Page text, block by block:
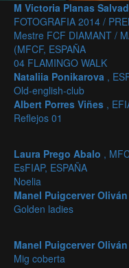
M Victoria Planas
FOTOGRAFIA 2014 /
Mestre FCF DIAMANT /
(MFCF, ESPAÑA
04 FLAMINGO WALK
Nataliia Ponikarova ,
Old-english-club
Albert Porres Viñes ,
Reflejos 01
Laura Prego Abalo ,
EsFIAP, ESPAÑA
Noelia
Manel Puigcerver Oliván
Golden ladies
Manel Puigcerver Oliván
Mig coberta